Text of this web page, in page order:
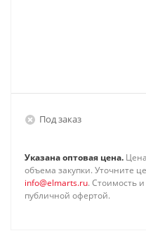
Под заказ
Указана оптовая цена.
объема закупки. Уточните
info@elmarts.ru. Стоимость
публичной офертой.